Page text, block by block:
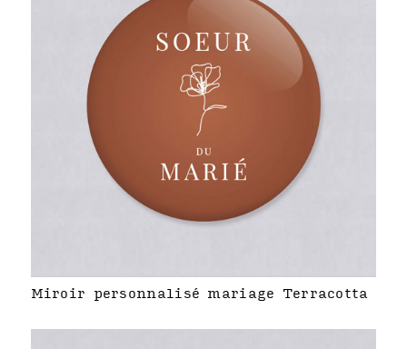
Miroir personnalisé mariage Terracotta